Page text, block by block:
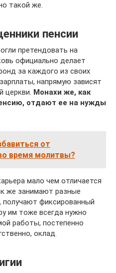
такой же.
пенсии
претендовать на
официально делает
за каждого из своих
напрямую зависят
церкви. Монахи же, как
отдают ее на нужды
от
время молитвы?
мало чем отличается
же занимают разные
получают фиксированный
им тоже всегда нужно
работы, постепенно
оклад.